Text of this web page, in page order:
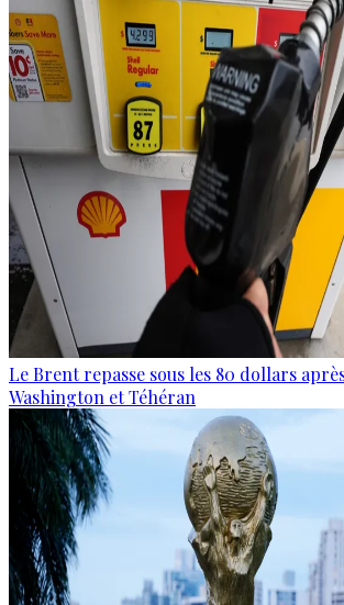
Le Brent repasse sous les 80 dollars
Washington et Téhéran